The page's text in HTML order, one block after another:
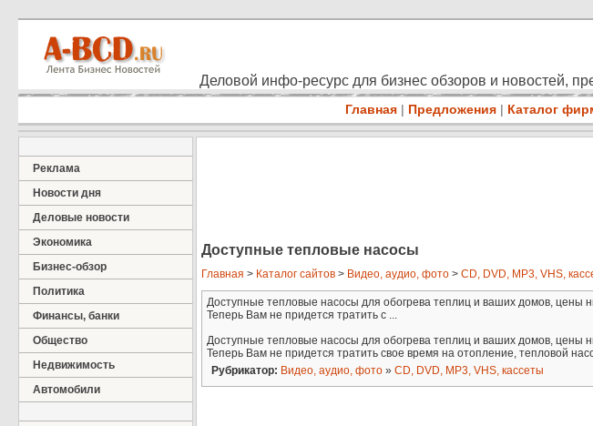
Деловой инфо-ресурс для бизнес обзоров и новостей,
Главная | Предложения | Каталог
Реклама
Новости дня
Деловые новости
Экономика
Бизнес-обзор
Политика
Финансы, банки
Общество
Недвижимость
Автомобили
Доступные тепловые насосы
Главная > Каталог сайтов > Видео, аудио, фото > CD, DVD, MP3, VHS,
Доступные тепловые насосы для обогрева теплиц и ваших домов, цены
Теперь Вам не придется тратить с ...
Доступные тепловые насосы для обогрева теплиц и ваших домов, цены
Теперь Вам не придется тратить свое время на отопление, тепловой
Рубрикатор: Видео, аудио, фото » CD, DVD, MP3, VHS, кассеты